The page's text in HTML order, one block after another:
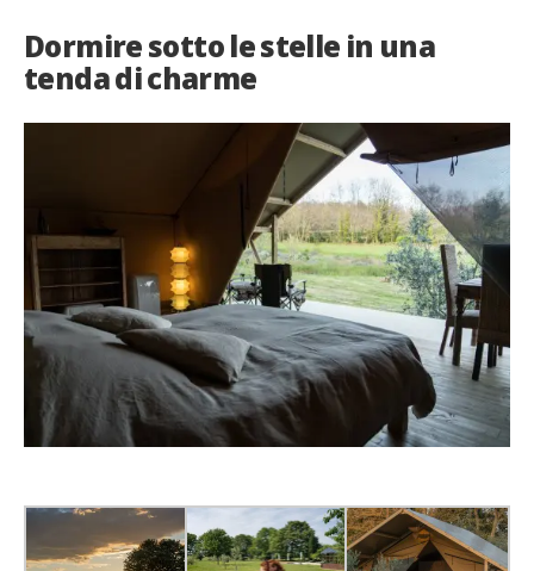
Dormire sotto le stelle in una
tenda di charme